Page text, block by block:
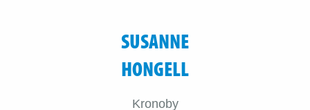
SUSANNE
HONGELL
Kronoby